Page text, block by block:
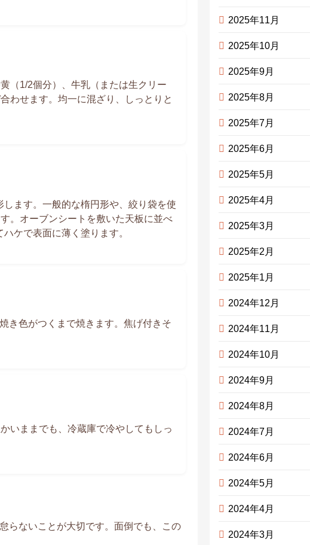
（1/2個分）、牛乳（または生クリー
わせます。均一に混ざり、しっとりと
ます。一般的な楕円形や、絞り袋を使
。オーブンシートを敷いた天板に並べ
ケで表面に薄く塗ります。
き色がつくまで焼きます。焦げ付きそ
いままでも、冷蔵庫で冷やしてもしっ
らないことが大切です。面倒でも、この
2025年11月
2025年10月
2025年9月
2025年8月
2025年7月
2025年6月
2025年5月
2025年4月
2025年3月
2025年2月
2025年1月
2024年12月
2024年11月
2024年10月
2024年9月
2024年8月
2024年7月
2024年6月
2024年5月
2024年4月
2024年3月